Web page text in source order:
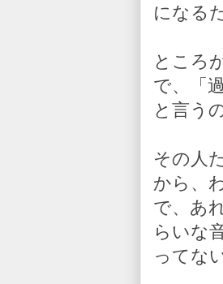
になる
ところ
で、「
と言う
その人
から、
で、あ
らいな
ってな